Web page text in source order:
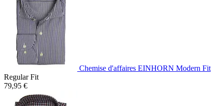
Chemise d'affaires EINHORN Modern Fit
Regular Fit
79,95 €